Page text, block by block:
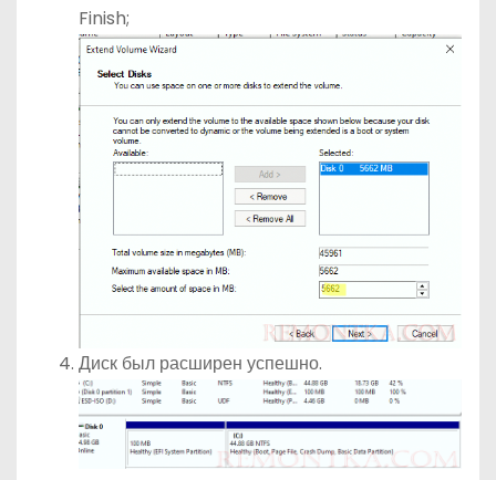
Finish;
Диск был расширен успешно.